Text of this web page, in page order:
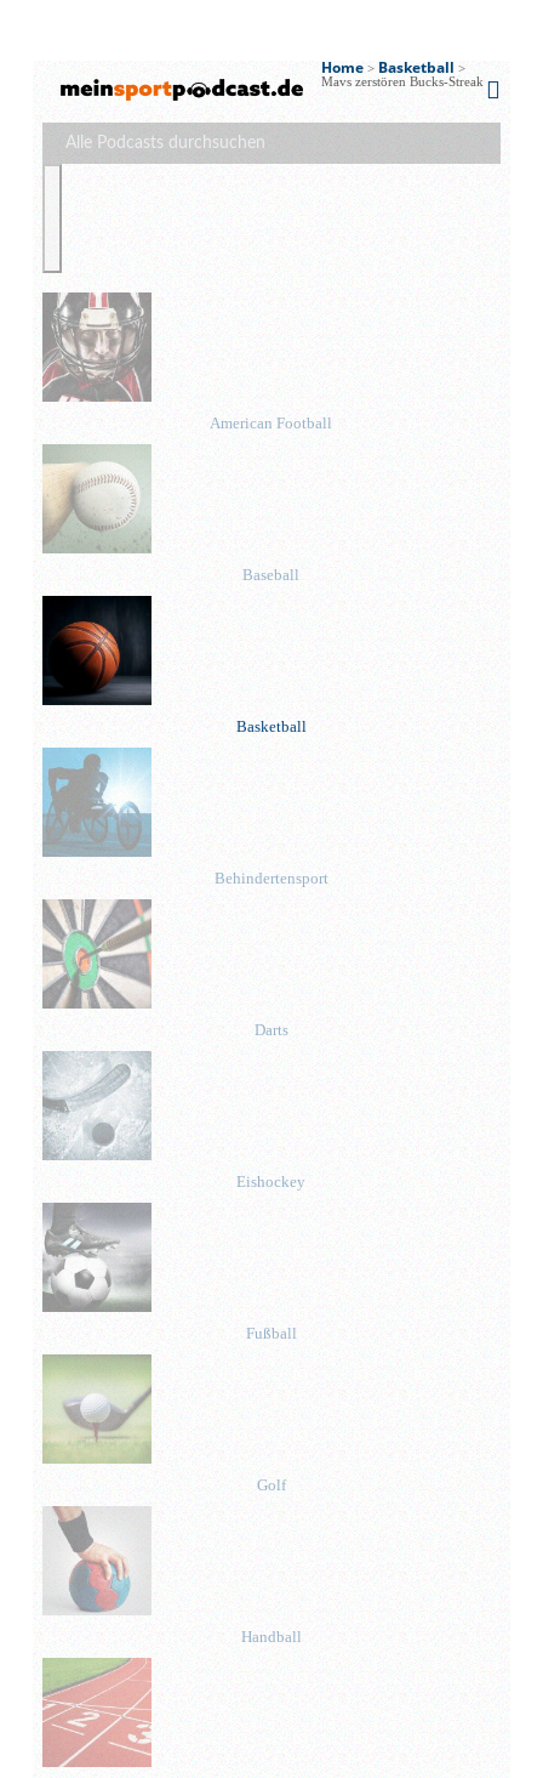
Home > Basketball >
Mavs zerstören Bucks-Streak
American Football
Baseball
Basketball
Behinderten­sport
Darts
Eishockey
Fußball
Golf
Handball